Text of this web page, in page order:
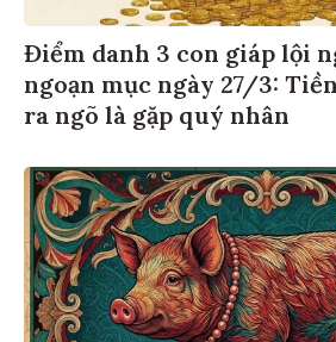
Điểm danh 3 con giáp lội
ngoạn mục ngày 27/3:
ra ngõ là gặp quý nhân